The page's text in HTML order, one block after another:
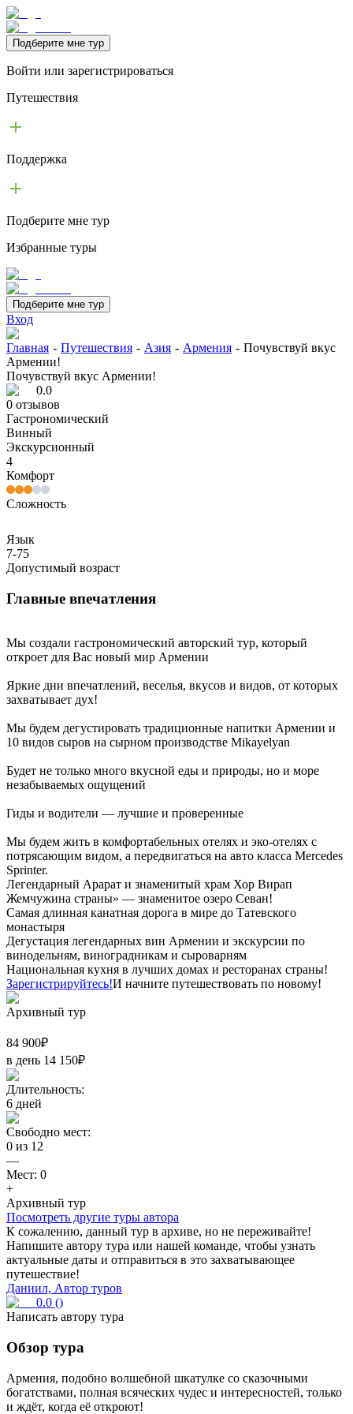
Подберите мне тур
Войти или зарегистрироваться
Путешествия
Поддержка
Подберите мне тур
Избранные туры
Подберите мне тур
Вход
Главная - Путешествия - Азия - Армения - Почувствуй вкус
Армении!
Почувствуй вкус Армении!
0.0
0 отзывов
Гастрономический
Винный
Экскурсионный
4
Комфорт
Сложность
Язык
7-75
Допустимый возраст
Главные впечатления
Мы создали гастрономический авторский тур, который
откроет для Вас новый мир Армении
Яркие дни впечатлений, веселья, вкусов и видов, от которых
захватывает дух!
Мы будем дегустировать традиционные напитки Армении и
10 видов сыров на сырном производстве Mikayelyan
Будет не только много вкусной еды и природы, но и море
незабываемых ощущений
Гиды и водители — лучшие и проверенные
Мы будем жить в комфортабельных отелях и эко-отелях с
потрясающим видом, а передвигаться на авто класса Mercedes
Sprinter.
Легендарный Арарат и знаменитый храм Хор Вирап
Жемчужина страны» — знаменитое озеро Севан!
Самая длинная канатная дорога в мире до Татевского
монастыря
Дегустация легендарных вин Армении и экскурсии по
винодельням, виноградникам и сыроварням
Национальная кухня в лучших домах и ресторанах страны!
Зарегистрируйтесь!И начните путешествовать по новому!
Архивный тур
84 900₽
в день 14 150₽
Длительность:
6 дней
Свободно мест:
0 из 12
—
Мест: 0
+
Архивный тур
Посмотреть другие туры автора
К сожалению, данный тур в архиве, но не переживайте!
Напишите автору тура или нашей команде, чтобы узнать
актуальные даты и отправиться в это захватывающее
путешествие!
Даниил, Автор туров
0.0 ()
Написать автору тура
Обзор тура
Армения, подобно волшебной шкатулке со сказочными
богатствами, полная всяческих чудес и интересностей, только
и ждёт, когда её откроют!